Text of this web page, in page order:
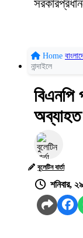
Home
নান্দাইলে
বিএনপি
অব্যাহত
বুলেটিন বার্তা
শনিবার,